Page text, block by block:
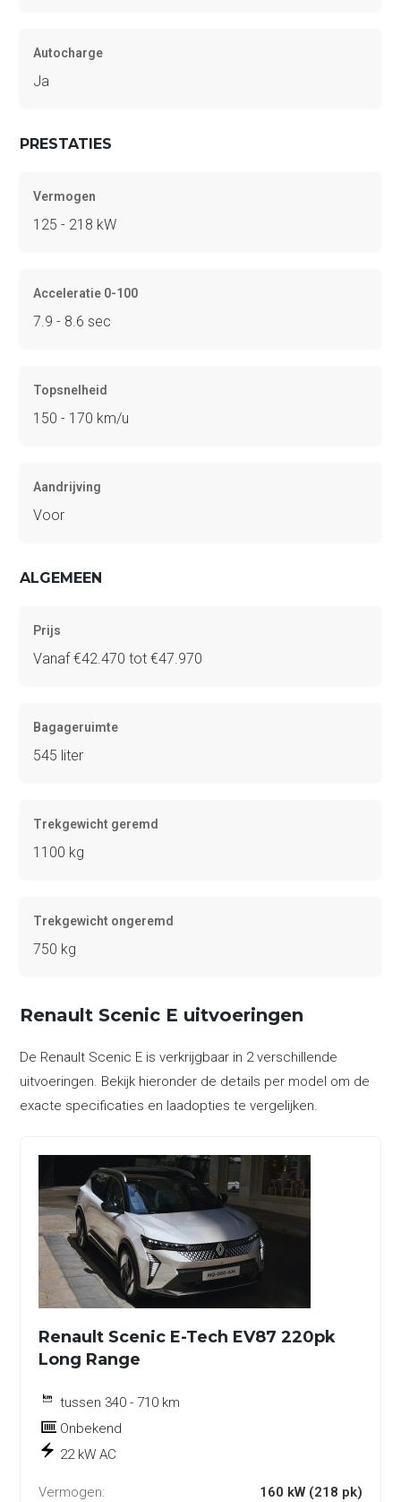
Autocharge
Ja
PRESTATIES
Vermogen
125 - 218 kW
Acceleratie 0-100
7.9 - 8.6 sec
Topsnelheid
150 - 170 km/u
Aandrijving
Voor
ALGEMEEN
Prijs
Vanaf €42.470 tot €47.970
Bagageruimte
545 liter
Trekgewicht geremd
1100 kg
Trekgewicht ongeremd
750 kg
Renault Scenic E uitvoeringen
De Renault Scenic E is verkrijgbaar in 2 verschillende
uitvoeringen. Bekijk hieronder de details per model om de
exacte specificaties en laadopties te vergelijken.
Renault Scenic E-Tech EV87 220pk
Long Range
tussen 340 - 710 km
Onbekend
22 kW AC
Vermogen:
160 kW (218 pk)